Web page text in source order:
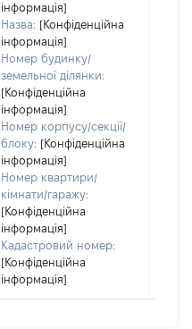
інформація]
Назва: [Конфіденційна
інформація]
Номер будинку/
земельної ділянки:
[Конфіденційна
інформація]
Номер корпусу/секції/
блоку: [Конфіденційна
інформація]
Номер квартири/
кімнати/гаражу:
[Конфіденційна
інформація]
Кадастровий номер:
[Конфіденційна
інформація]